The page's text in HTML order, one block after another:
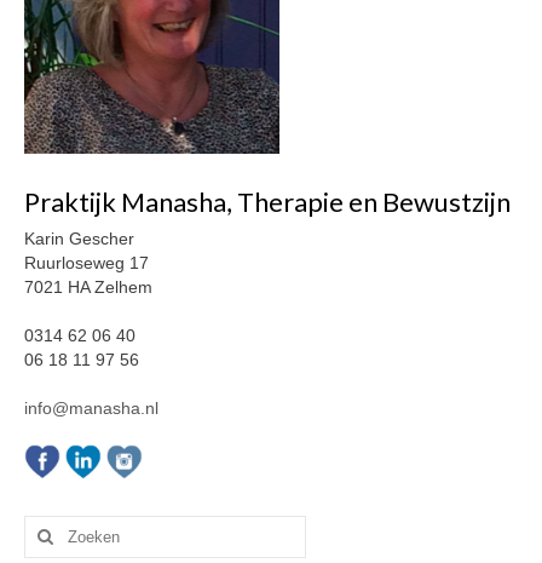
Opstellingen
Aanmeldformulier workshop Opstellingen
Weer vrij in mijn lijf!
Aanmeldformulier ‘Weer vrij in mijn lijf’
Contact
Over de praktijk
Ervaringen met Praktijk Manasha
Privacybeleid – AVG
Verhuur
Praktijk Manasha, Therapie en Bewustzijn
Karin Gescher
Ruurloseweg 17
7021 HA Zelhem
0314 62 06 40
06 18 11 97 56
info@manasha.nl
Zoeken
naar: